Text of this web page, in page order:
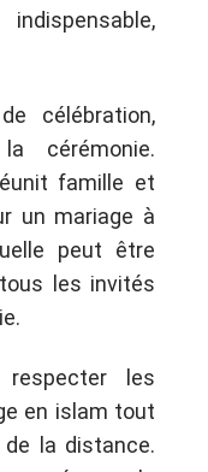
célébration,
cérémonie.
famille et
un mariage à
peut être
les invités
les
en islam tout
la distance.